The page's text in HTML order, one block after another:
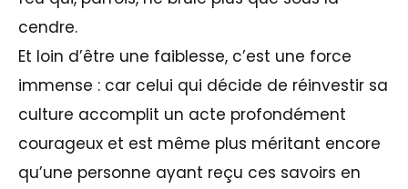
cendre.
Et loin d’être une faiblesse, c’est une force
immense : car celui qui décide de réinvestir sa
culture accomplit un acte profondément
courageux et est même plus méritant encore
qu’une personne ayant reçu ces savoirs en